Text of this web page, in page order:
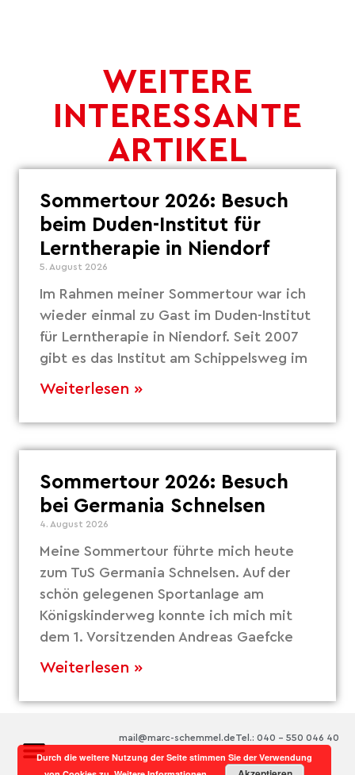
WEITERE
INTERESSANTE
ARTIKEL
Sommertour 2026: Besuch
beim Duden-Institut für
Lerntherapie in Niendorf
5. August 2026
Im Rahmen meiner Sommertour war ich
wieder einmal zu Gast im Duden-Institut
für Lerntherapie in Niendorf. Seit 2007
gibt es das Institut am Schippelsweg im
Weiterlesen »
Sommertour 2026: Besuch
bei Germania Schnelsen
4. August 2026
Meine Sommertour führte mich heute
zum TuS Germania Schnelsen. Auf der
schön gelegenen Sportanlage am
Königskinderweg konnte ich mich mit
dem 1. Vorsitzenden Andreas Gaefcke
Weiterlesen »
Tel.: 040 – 550 046 40
mail@marc-schemmel.de
Durch die weitere Nutzung der Seite stimmen Sie der Verwendung